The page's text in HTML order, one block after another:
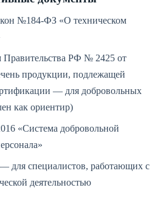
№184-ФЗ «О техническом
Правительства РФ № 2425 от
продукции, подлежащей
— для добровольных
как ориентир)
«Система добровольной
специалистов, работающих с
деятельностью